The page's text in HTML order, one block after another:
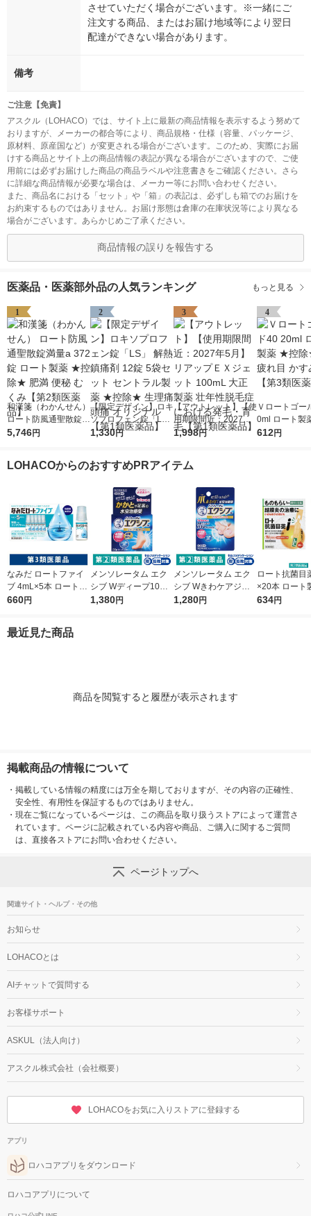
させていただく場合がございます。※一緒にご
注文する商品、またはお届け地域等により翌日
配達ができない場合があります。
備考
ご注意【免責】
アスクル（LOHACO）では、サイト上に最新の商品情報を表示するよう努めて
おりますが、メーカーの都合等により、商品規格・仕様（容量、パッケージ、
原材料、原産国など）が変更される場合がございます。このため、実際にお届
けする商品とサイト上の商品情報の表記が異なる場合がございますので、ご使
用前には必ずお届けした商品の商品ラベルや注意書きをご確認ください。さら
に詳細な商品情報が必要な場合は、メーカー等にお問い合わせください。
また、商品名における「セット」や「箱」の表記は、必ずしも箱でのお届けを
お約束するものではありません。お届け形態は倉庫の在庫状況等により異なる
場合がございます。あらかじめご了承ください。
商品情報の誤りを報告する
医薬品・医薬部外品の人気ランキング もっと見る
1
和漢箋（わかんせん）
ロート防風通聖散錠満
量a 372錠 ロート製薬
5,746円
2
【限定デザイン】ロキ
ソプロフェン錠「L
S」 解熱鎮痛剤 12錠
頭痛 オリジナル【第1
1,330円
3
【アウトレット】【使
用期限間近：2027年5
月】リアップＥＸジェ
発毛・育毛【第1類医
1,998円
4
Ｖロートゴー
0ml ロート製
除★ 目薬 疲
612円
LOHACOからのおすすめPRアイテム
なみだ ロートファイ
ブ 4mL×5本 ロート製
薬 目薬 乾き目 疲れ目
660円
メンソレータム エク
シブ Wディープ10ク
リーム ロート製薬★
1,380円
メンソレータム エク
シブ Wきわケアジェ
ル 15g ロート製薬 ★
1,280円
ロート抗菌目
×20本 ロート
薬 ものもらい
634円
最近見た商品
商品を閲覧すると履歴が表示されます
掲載商品の情報について
・ 掲載している情報の精度には万全を期しておりますが、その内容の正確性、
安全性、有用性を保証するものではありません。
・ 現在ご覧になっているページは、この商品を取り扱うストアによって運営さ
れています。ページに記載されている内容や商品、ご購入に関するご質問
は、直接各ストアにお問い合わせください。
ページトップへ
関連サイト・ヘルプ・その他
お知らせ
LOHACOとは
AIチャットで質問する
お客様サポート
ASKUL（法人向け）
アスクル株式会社（会社概要）
LOHACOをお気に入りストアに登録する
アプリ
ロハコアプリをダウンロード
ロハコアプリについて